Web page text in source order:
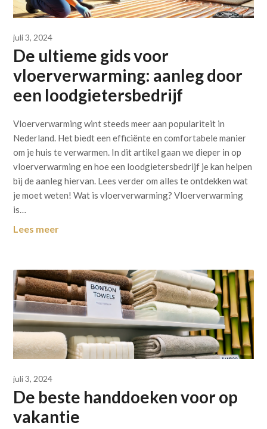
juli 3, 2024
De ultieme gids voor
vloerverwarming: aanleg door
een loodgietersbedrijf
Vloerverwarming wint steeds meer aan populariteit in
Nederland. Het biedt een efficiënte en comfortabele manier
om je huis te verwarmen. In dit artikel gaan we dieper in op
vloerverwarming en hoe een loodgietersbedrijf je kan helpen
bij de aanleg hiervan. Lees verder om alles te ontdekken wat
je moet weten! Wat is vloerverwarming? Vloerverwarming
is…
Lees meer
juli 3, 2024
De beste handdoeken voor op
vakantie